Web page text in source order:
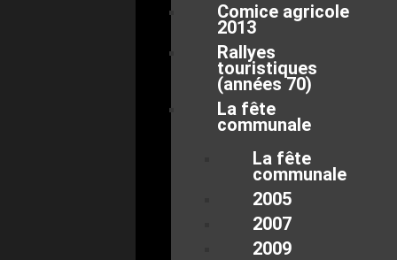
Comice agricole
2013
Rallyes
touristiques
(années 70)
La fête
communale
La fête
communale
2005
2007
2009